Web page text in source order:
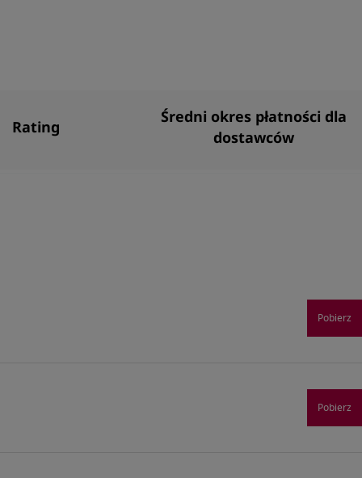
Rating
Średni okres płatności dla
dostawców
Pobierz
Pobierz